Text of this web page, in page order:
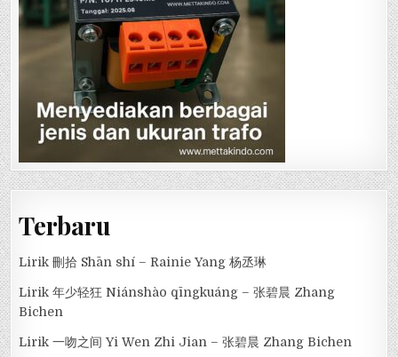
Terbaru
Lirik 刪拾 Shān shí – Rainie Yang 杨丞琳
Lirik 年少轻狂 Niánshào qīngkuáng – 张碧晨 Zhang
Bichen
Lirik 一吻之间 Yi Wen Zhi Jian – 张碧晨 Zhang Bichen